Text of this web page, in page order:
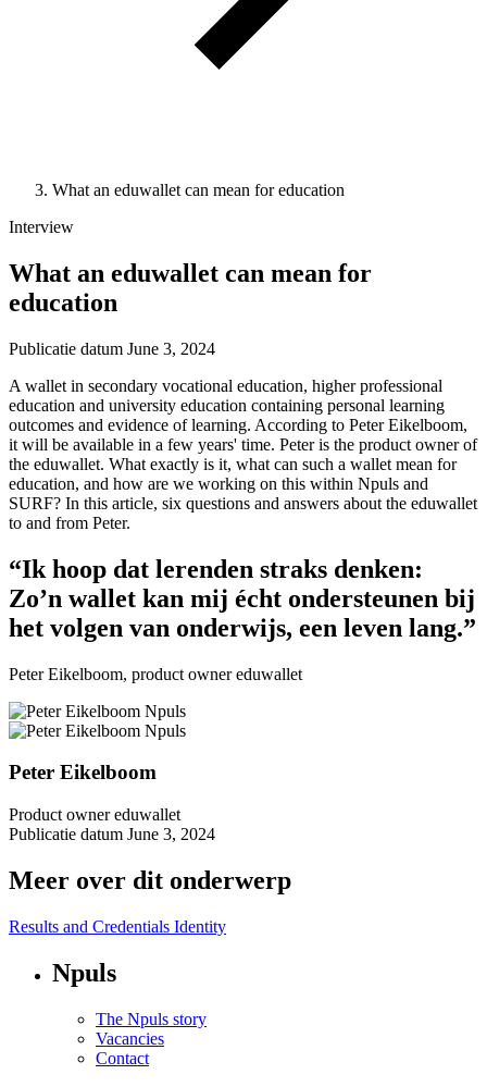
What an eduwallet can mean for education
Interview
What an eduwallet can mean for
education
Publicatie datum June 3, 2024
A wallet in secondary vocational education, higher professional
education and university education containing personal learning
outcomes and evidence of learning. According to Peter Eikelboom,
it will be available in a few years' time. Peter is the product owner of
the eduwallet. What exactly is it, what can such a wallet mean for
education, and how are we working on this within Npuls and
SURF? In this article, six questions and answers about the eduwallet
to and from Peter.
“Ik hoop dat lerenden straks denken:
Zo’n wallet kan mij écht ondersteunen bij
het volgen van onderwijs, een leven lang.”
Peter Eikelboom, product owner eduwallet
Peter Eikelboom
Product owner eduwallet
Publicatie datum June 3, 2024
Meer over dit onderwerp
Results and Credentials Identity
Npuls
The Npuls story
Vacancies
Contact